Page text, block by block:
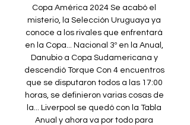
Copa América 2024 Se acabó el
misterio, la Selección Uruguaya ya
conoce a los rivales que enfrentará
en la Copa... Nacional 3º en la Anual,
Danubio a Copa Sudamericana y
descendió Torque Con 4 encuentros
que se disputaron todos a las 17:00
horas, se definieron varias cosas de
la... Liverpool se quedó con la Tabla
Anual y ahora va por todo para